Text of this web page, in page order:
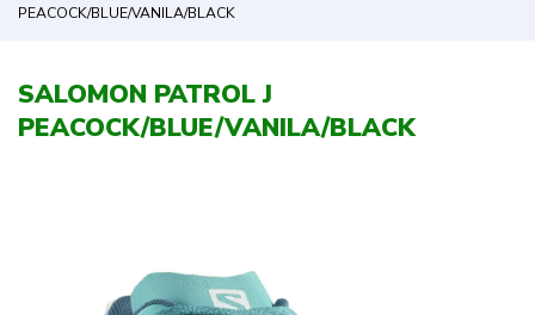
PEACOCK/BLUE/VANILA/BLACK
SALOMON PATROL J
PEACOCK/BLUE/VANILA/BLACK